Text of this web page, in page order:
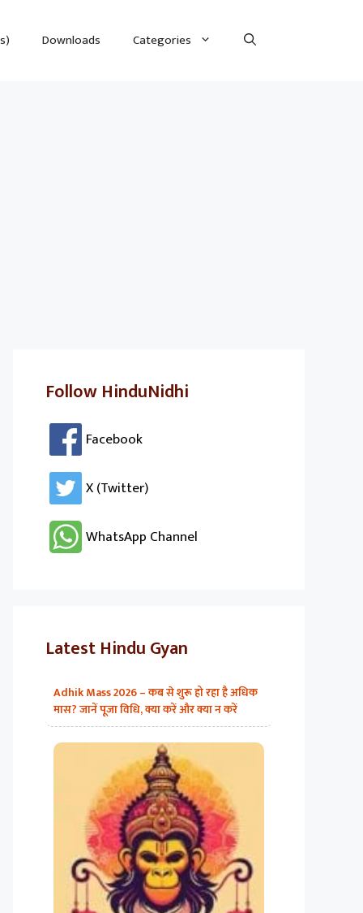
Downloads Categories
Follow HinduNidhi
Facebook
X (Twitter)
WhatsApp Channel
Latest Hindu Gyan
Adhik Mass 2026 – कब से शुरू हो रहा है अधिक
मास? जानें पूजा विधि, क्या करें और क्या न करें